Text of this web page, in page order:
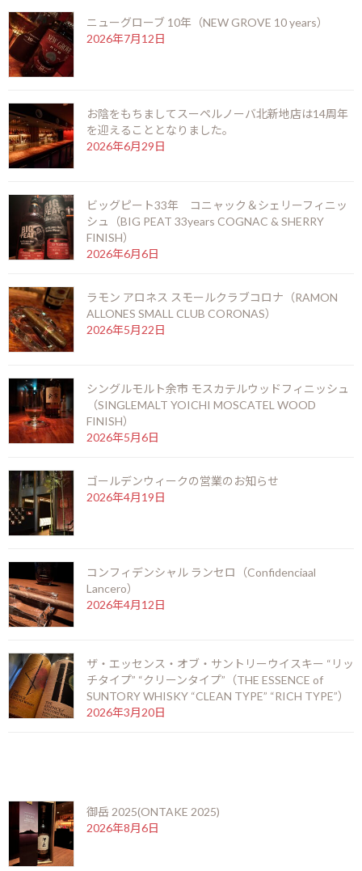
ぞ。
F
ac
e
b
o
k
X Li
e
M
se
n
g
p
y
k
前の記事
2014年9月26日
ザ ピンクピジョン モーリシャスラム
2014年10月11日
最近の投稿
御岳 2025(ONTAKE 2025)
2026年8月6日
お盆期間の営業時間のお知らせ
2026年7月25日
ニューグローブ 10年（NEW GROVE 10 years）
2026年7月12日
お陰をもちましてスーペルノーバ北新地店は14周年
を迎えることとなりました。
2026年6月29日
ビッグピート33年 コニャック＆シェリーフィニッ
シュ（BIG PEAT 33years COGNAC & SHERRY
FINISH）
2026年6月6日
ラモン アロネス スモールクラブコロナ（RAMON
ALLONES SMALL CLUB CORONAS）
2026年5月22日
シングルモルト余市 モスカテルウッドフィニッシュ
（SINGLEMALT YOICHI MOSCATEL WOOD
FINISH）
2026年5月6日
ゴールデンウィークの営業のお知らせ
2026年4月19日
コンフィデンシャル ランセロ（Confidenciaal
Lancero）
2026年4月12日
ザ・エッセンス・オブ・サントリーウイスキー “リッ
チタイプ” “クリーンタイプ”（THE ESSENCE of
SUNTORY WHISKY “CLEAN TYPE” “RICH TYPE”）
2026年3月20日
御岳 2025(ONTAKE 2025)
2026年8月6日